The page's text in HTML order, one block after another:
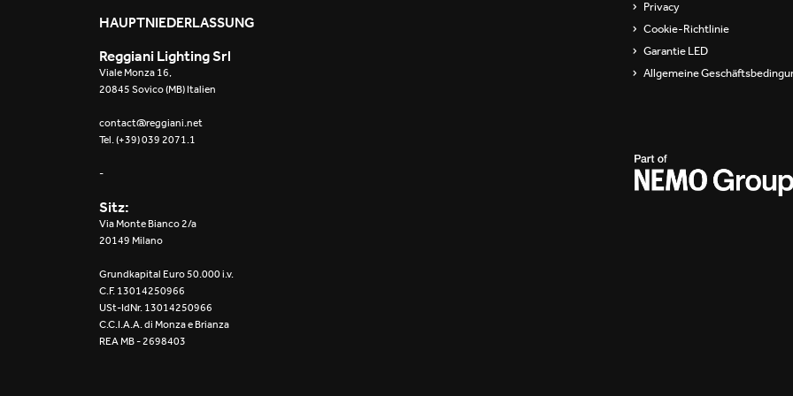
Mosaico Easy-IOS
Re Low LED
Unit 1X
Unit Channel
Yori Channel
Yori Channel Arm
HAUPTNIEDERLASSUNG
Reggiani Lighting Srl
Viale Monza 16,
20845 Sovico (MB) Italien
contact@reggiani.net
Tel. (+39) 039 2071.1
-
Sitz:
Via Monte Bianco 2/a
20149 Milano
Grundkapital Euro 50.000 i.v.
C.F. 13014250966
USt-IdNr. 13014250966
C.C.I.A.A. di Monza e Brianza
REA MB - 2698403
Privacy
Cookie-Richtlinie
Garantie LED
Allgemeine